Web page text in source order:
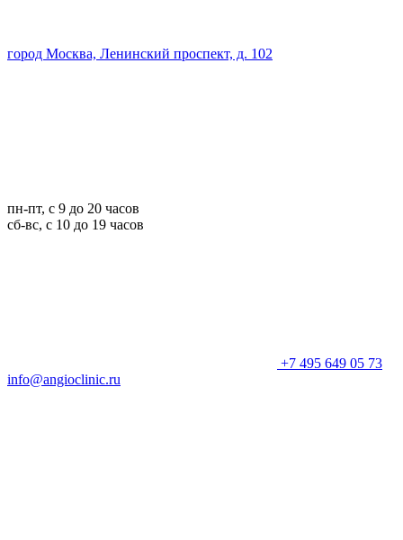
город Москва, Ленинский проспект, д. 102
пн-пт, с 9 до 20 часов
сб-вс, с 10 до 19 часов
+7 495 649 05 73
info@angioclinic.ru